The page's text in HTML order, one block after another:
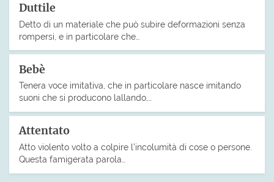
Duttile
Detto di un materiale che può subire deformazioni senza
rompersi, e in particolare che…
Bebè
Tenera voce imitativa, che in particolare nasce imitando
suoni che si producono lallando,…
Attentato
Atto violento volto a colpire l’incolumità di cose o persone.
Questa famigerata parola…